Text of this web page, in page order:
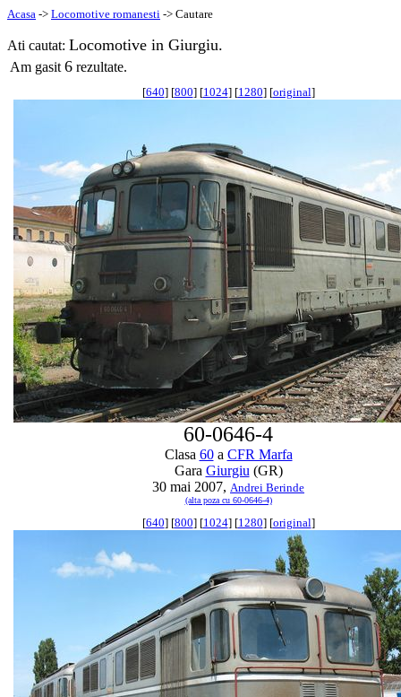
Acasa -> Locomotive romanesti -> Cautare
Ati cautat: Locomotive in Giurgiu.
Am gasit 6 rezultate.
[640] [800] [1024] [1280] [original]
60-0646-4
Clasa 60a CFR Marfa
Gara Giurgiu (GR)
30 mai 2007, Andrei Berinde
(alta poza cu 60-0646-4)
[640] [800] [1024] [1280] [original]